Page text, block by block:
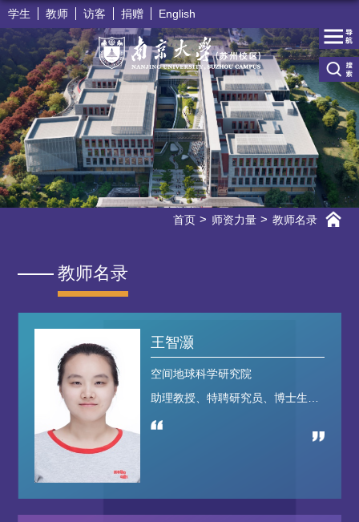
学生 教师 访客 捐赠 English
首页 师资力量 教师名录
教师名录
王智灏
空间地球科学研究院